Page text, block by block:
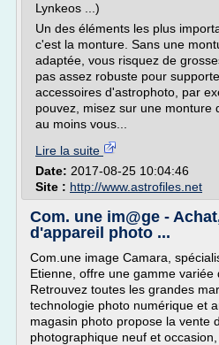
Lynkeos ...)
Un des éléments les plus
c'est la monture. Sans une
adaptée, vous risquez de
pas assez robuste pour
accessoires d'astrophoto, par
pouvez, misez sur une monture
au moins vous...
Lire la suite
Date: 2017-08-25 10:04:46
Site : http://www.astrofiles.net
Com. une im@ge -
d'appareil photo ...
Com.une image Camara,
Etienne, offre une gamme variée
Retrouvez toutes les grandes
technologie photo numérique et
magasin photo propose la vente
photographique neuf et